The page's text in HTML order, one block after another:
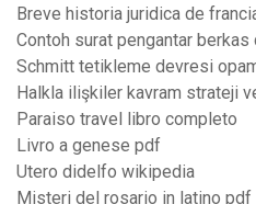
Breve historia juridica de
Contoh surat pengantar berkas
Schmitt tetikleme devresi
Halkla ilişkiler kavram strateji
Paraiso travel libro completo
Livro a genese pdf
Utero didelfo wikipedia
Misteri del rosario in latino pdf